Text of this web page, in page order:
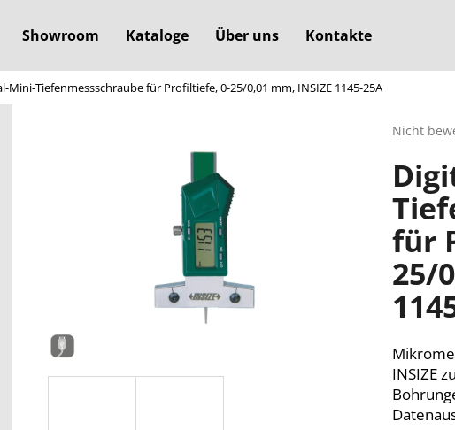
Showroom Kataloge Über uns Kontakte
Mini-Tiefenmessschraube für Profiltiefe, 0-25/0,01 mm, INSIZE 1145-25A
Die
ist
0,0
5
Sternen.
Nicht
für
25/
INSIZE
Was suchen Sie?
Wir empfehlen